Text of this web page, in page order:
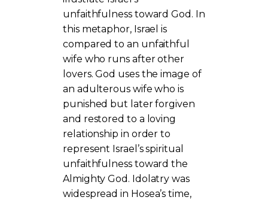
unfaithfulness toward God. In
this metaphor, Israel is
compared to an unfaithful
wife who runs after other
lovers. God uses the image of
an adulterous wife who is
punished but later forgiven
and restored to a loving
relationship in order to
represent Israel’s spiritual
unfaithfulness toward the
Almighty God. Idolatry was
widespread in Hosea’s time,